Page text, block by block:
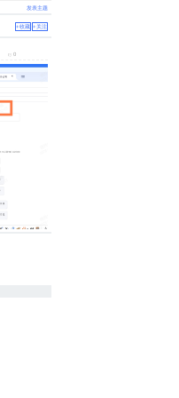
发表主题
+收藏 +关注
0